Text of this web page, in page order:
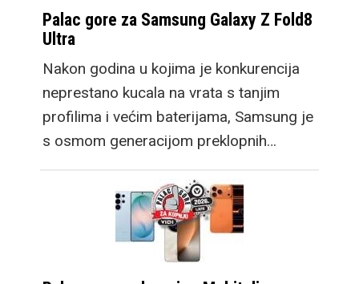
Palac gore za Samsung Galaxy Z Fold8
Ultra
Nakon godina u kojima je konkurencija
neprestano kucala na vrata s tanjim
profilima i većim baterijama, Samsung je
s osmom generacijom preklopnih…